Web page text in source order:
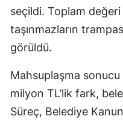
seçildi. Toplam
taşınmazların
görüldü.
Mahsuplaşma
milyon TL’lik fark,
Süreç, Belediye